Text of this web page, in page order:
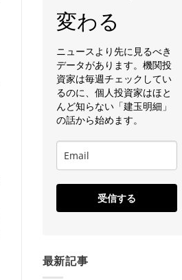
変わる
ニュースより先に見るべき
データがあります。機関投
資家は毎週チェックしてい
るのに、個人投資家はほと
んど知らない「建玉明細」
の話から始めます。
受信する
最新記事